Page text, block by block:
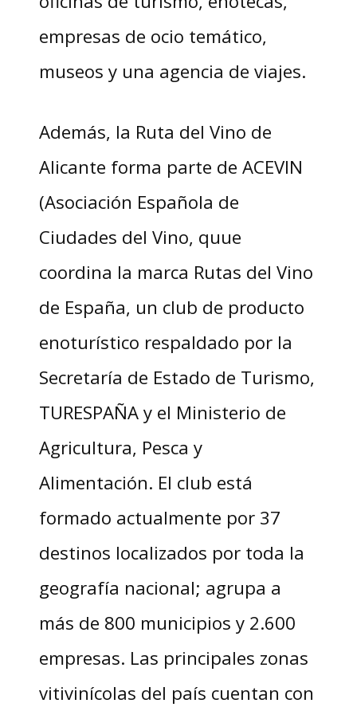
empresas de ocio temático,
museos y una agencia de viajes.
Además, la Ruta del Vino de
Alicante forma parte de ACEVIN
(Asociación Española de
Ciudades del Vino, quue
coordina la marca Rutas del Vino
de España, un club de producto
enoturístico respaldado por la
Secretaría de Estado de Turismo,
TURESPAÑA y el Ministerio de
Agricultura, Pesca y
Alimentación. El club está
formado actualmente por 37
destinos localizados por toda la
geografía nacional; agrupa a
más de 800 municipios y 2.600
empresas. Las principales zonas
vitivinícolas del país cuentan con